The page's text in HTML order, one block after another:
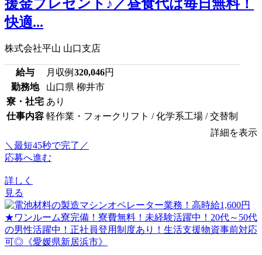
援金プレゼント♪／昼食代は毎日無料！
快適...
株式会社平山 山口支店
給与 月収例 320,046円
勤務地
山口県 柳井市
寮・社宅 あり
仕事内容 軽作業・フォークリフト / 化学系工場 / 交替制
詳細を表示
＼最短45秒で完了／
応募へ進む
詳しく
見る